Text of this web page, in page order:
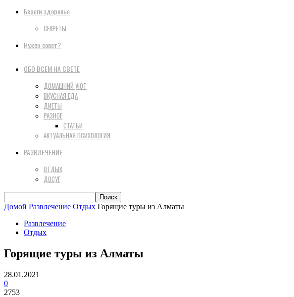
Береги здоровье
СЕКРЕТЫ
Нужен совет?
ОБО ВСЕМ НА СВЕТЕ
ДОМАШНИЙ УЮТ
ВКУСНАЯ ЕДА
ДИЕТЫ
РАЗНОЕ
СТАТЬИ
АКТУАЛЬНАЯ ПСИХОЛОГИЯ
РАЗВЛЕЧЕНИЕ
ОТДЫХ
ДОСУГ
Домой Развлечение Отдых Горящие туры из Алматы
Развлечение
Отдых
Горящие туры из Алматы
28.01.2021
0
2753